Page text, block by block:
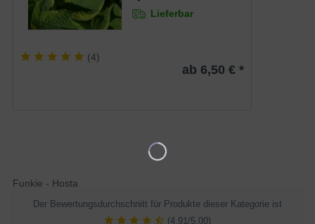
Lieferbar
(4)
ab 6,50 € *
Funkie - Hosta
Der Bewertungsdurchschnitt für Produkte dieser Kategorie ist
(4.91/5.00)